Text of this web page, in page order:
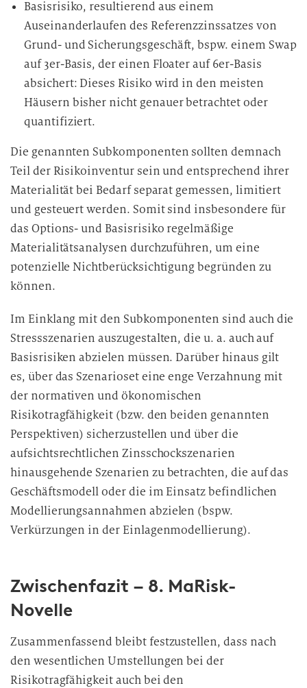
Basisrisiko, resultierend aus einem
Auseinanderlaufen des Referenzzinssatzes von
Grund- und Sicherungsgeschäft, bspw. einem Swap
auf 3er-Basis, der einen Floater auf 6er-Basis
absichert: Dieses Risiko wird in den meisten
Häusern bisher nicht genauer betrachtet oder
quantifiziert.
Die genannten Subkomponenten sollten demnach
Teil der Risikoinventur sein und entsprechend ihrer
Materialität bei Bedarf separat gemessen, limitiert
und gesteuert werden. Somit sind insbesondere für
das Options- und Basisrisiko regelmäßige
Materialitätsanalysen durchzuführen, um eine
potenzielle Nichtberücksichtigung begründen zu
können.
Im Einklang mit den Subkomponenten sind auch die
Stressszenarien auszugestalten, die u. a. auch auf
Basisrisiken abzielen müssen. Darüber hinaus gilt
es, über das Szenarioset eine enge Verzahnung mit
der normativen und ökonomischen
Risikotragfähigkeit (bzw. den beiden genannten
Perspektiven) sicherzustellen und über die
aufsichtsrechtlichen Zinsschockszenarien
hinausgehende Szenarien zu betrachten, die auf das
Geschäftsmodell oder die im Einsatz befindlichen
Modellierungsannahmen abzielen (bspw.
Verkürzungen in der Einlagenmodellierung).
Zwischenfazit – 8. MaRisk-
Novelle
Zusammenfassend bleibt festzustellen, dass nach
den wesentlichen Umstellungen bei der
Risikotragfähigkeit auch bei den